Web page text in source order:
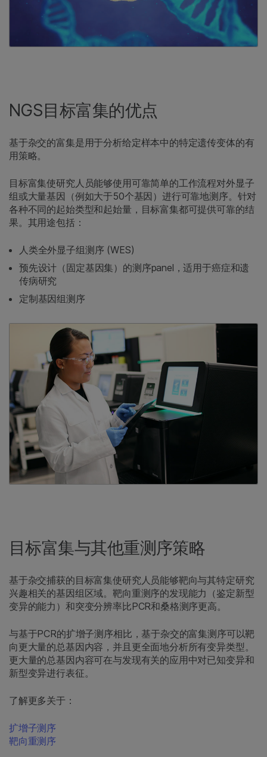
NGS目标富集的优点
基于杂交的富集是用于分析给定样本中的特定遗传变体的有
用策略。
目标富集使研究人员能够使用可靠简单的工作流程对外显子
组或大量基因（例如大于50个基因）进行可靠地测序。针对
各种不同的起始类型和起始量，目标富集都可提供可靠的结
果。其用途包括：
人类全外显子组测序 (WES)
预先设计（固定基因集）的测序panel，适用于癌症和遗
传病研究
定制基因组测序
目标富集与其他重测序策略
基于杂交捕获的目标富集使研究人员能够靶向与其特定研究
兴趣相关的基因组区域。靶向重测序的发现能力（鉴定新型
变异的能力）和突变分辨率比PCR和桑格测序更高。
与基于PCR的扩增子测序相比，基于杂交的富集测序可以靶
向更大量的总基因内容，并且更全面地分析所有变异类型。
更大量的总基因内容可在与发现有关的应用中对已知变异和
新型变异进行表征。
了解更多关于：
扩增子测序
靶向重测序